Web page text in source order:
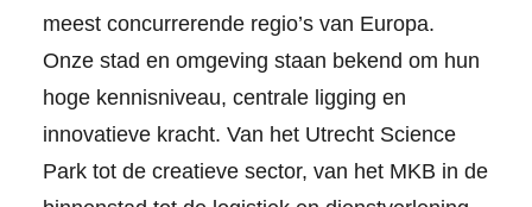
meest concurrerende regio’s van Europa.
Onze stad en omgeving staan bekend om hun
hoge kennisniveau, centrale ligging en
innovatieve kracht. Van het Utrecht Science
Park tot de creatieve sector, van het MKB in de